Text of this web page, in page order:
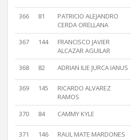
366 81
PATRICIO ALEJANDRO
CERDA ORELLANA
367 144
FRANCISCO JAVIER
ALCAZAR AGUILAR
368 82 ADRIAN ILIE JURCA IANUS
369 145
RICARDO ALVAREZ
RAMOS
370 84 CAMMY KYLE
371 146 RAUL MATE MARDONES